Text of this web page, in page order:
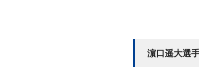
濵口遥大選